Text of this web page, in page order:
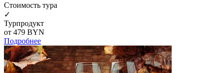
Cтоимость тура
✓
Турпродукт
от 479 BYN
Подробнее